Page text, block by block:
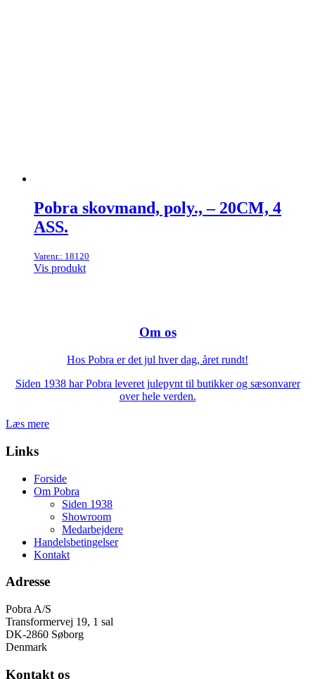
Pobra skovmand, poly., – 20CM, 4
ASS.
Varenr.: 18120
Vis produkt
Om os
Hos Pobra er det jul hver dag, året rundt!
Siden 1938 har Pobra leveret julepynt til butikker og sæsonvarer
over hele verden.
Læs mere
Links
Forside
Om Pobra
Siden 1938
Showroom
Medarbejdere
Handelsbetingelser
Kontakt
Adresse
Pobra A/S
Transformervej 19, 1 sal
DK-2860 Søborg
Denmark
Kontakt os